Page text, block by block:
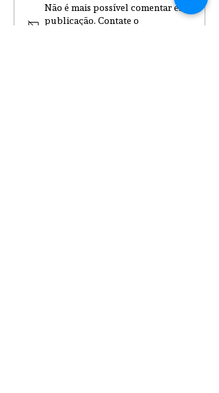
Não é mais possível comentar esta
publicação. Contate o